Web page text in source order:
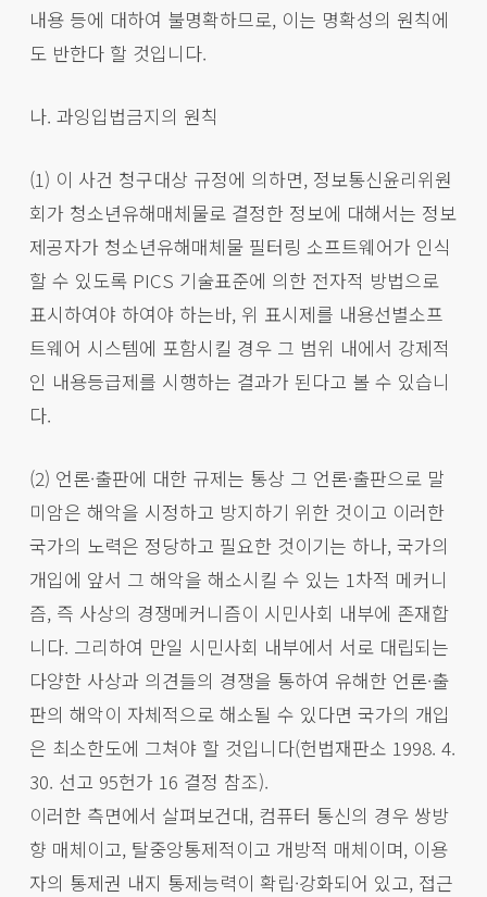
내용 등에 대하여 불명확하므로, 이는 명확성의 원칙에
도 반한다 할 것입니다.
나. 과잉입법금지의 원칙
(1) 이 사건 청구대상 규정에 의하면, 정보통신윤리위원
회가 청소년유해매체물로 결정한 정보에 대해서는 정보
제공자가 청소년유해매체물 필터링 소프트웨어가 인식
할 수 있도록 PICS 기술표준에 의한 전자적 방법으로
표시하여야 하여야 하는바, 위 표시제를 내용선별소프
트웨어 시스템에 포함시킬 경우 그 범위 내에서 강제적
인 내용등급제를 시행하는 결과가 된다고 볼 수 있습니
다.
(2) 언론·출판에 대한 규제는 통상 그 언론·출판으로 말
미암은 해악을 시정하고 방지하기 위한 것이고 이러한
국가의 노력은 정당하고 필요한 것이기는 하나, 국가의
개입에 앞서 그 해악을 해소시킬 수 있는 1차적 메커니
즘, 즉 사상의 경쟁메커니즘이 시민사회 내부에 존재합
니다. 그리하여 만일 시민사회 내부에서 서로 대립되는
다양한 사상과 의견들의 경쟁을 통하여 유해한 언론·출
판의 해악이 자체적으로 해소될 수 있다면 국가의 개입
은 최소한도에 그쳐야 할 것입니다(헌법재판소 1998. 4.
30. 선고 95헌가 16 결정 참조).
이러한 측면에서 살펴보건대, 컴퓨터 통신의 경우 쌍방
향 매체이고, 탈중앙통제적이고 개방적 매체이며, 이용
자의 통제권 내지 통제능력이 확립·강화되어 있고, 접근